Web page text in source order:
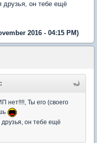
друзья, он тебе ещё
2016 - 04:15 PM)
нет!!!!, Ты его (своего
друзья, он тебе ещё